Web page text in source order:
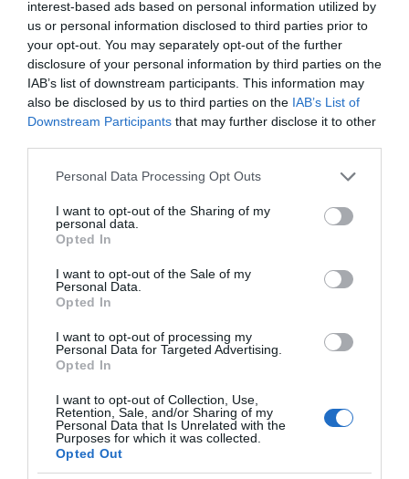
interest-based ads based on personal information utilized by
us or personal information disclosed to third parties prior to
your opt-out. You may separately opt-out of the further
disclosure of your personal information by third parties on the
IAB’s list of downstream participants. This information may
also be disclosed by us to third parties on the IAB’s List of
Downstream Participants that may further disclose it to other
Please note that this website/app uses one or more Google
not limited to your visit or usage behaviour. You may click to
grant or deny consent to Google and its third-party tags to
use your data for below specified purposes in below Google
consent section.
Personal Data Processing Opt Outs
I want to opt-out of the Sharing of my
personal data.
Opted In
I want to opt-out of the Sale of my
Personal Data.
Opted In
I want to opt-out of processing my
Personal Data for Targeted Advertising.
Opted In
I want to opt-out of Collection, Use,
Retention, Sale, and/or Sharing of my
Personal Data that Is Unrelated with the
Purposes for which it was collected.
Opted Out
μετά το πέρας της προθεσμίας. Δηλαδή ακόμη
και σε περιπτώσεις που οι ιδιοκτήτες και οι
μηχανικοί έκαναν εγκαίρως κάθε κίνηση για να
συμμορφωθούν με το νόμο, οι ΥΔΟΜ δεν
μπορούσαν να ανταποκριθούν, με ευθύνη της
Πολιτείας, λόγω των ειδικών μέτρων
αντιμετώπισης της πανδημίας.
· Η διαδικασία αναμόρφωσης των δασικών
χαρτών, μέσω της συλλογής διοικητικών
και της παραγράφου 7 του άρθρου 3 του Ν.
998/1979 (Α’ 289), σε εφαρμογή του άρθρου 6
της Υ.Α. 64663/2956/03.07.2020 Β’ 2773 και
της παραγράφου 10 του άρθρου 48 του ν.
4685/2020 (Α’ 92), η οποία συνεχίζεται, δεν έχει
οριστικοποιήσει τον δασικό χαρακτήρα
δεκάδων χιλιάδων ακινήτων, άρα στερεί και
την δυνατότητα ένταξης τους στον Ν.